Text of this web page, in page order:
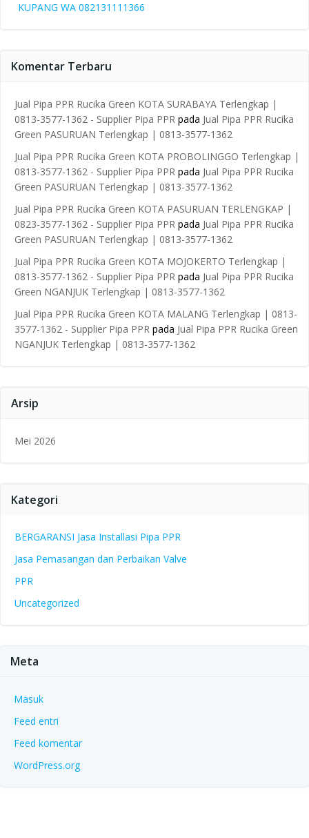
KUPANG WA 082131111366
Komentar Terbaru
Jual Pipa PPR Rucika Green KOTA SURABAYA Terlengkap |
0813-3577-1362 - Supplier Pipa PPR pada Jual Pipa PPR Rucika
Green PASURUAN Terlengkap | 0813-3577-1362
Jual Pipa PPR Rucika Green KOTA PROBOLINGGO Terlengkap |
0813-3577-1362 - Supplier Pipa PPR pada Jual Pipa PPR Rucika
Green PASURUAN Terlengkap | 0813-3577-1362
Jual Pipa PPR Rucika Green KOTA PASURUAN TERLENGKAP |
0823-3577-1362 - Supplier Pipa PPR pada Jual Pipa PPR Rucika
Green PASURUAN Terlengkap | 0813-3577-1362
Jual Pipa PPR Rucika Green KOTA MOJOKERTO Terlengkap |
0813-3577-1362 - Supplier Pipa PPR pada Jual Pipa PPR Rucika
Green NGANJUK Terlengkap | 0813-3577-1362
Jual Pipa PPR Rucika Green KOTA MALANG Terlengkap | 0813-
3577-1362 - Supplier Pipa PPR pada Jual Pipa PPR Rucika Green
NGANJUK Terlengkap | 0813-3577-1362
Arsip
Mei 2026
Kategori
BERGARANSI Jasa Installasi Pipa PPR
Jasa Pemasangan dan Perbaikan Valve
PPR
Uncategorized
Meta
Masuk
Feed entri
Feed komentar
WordPress.org